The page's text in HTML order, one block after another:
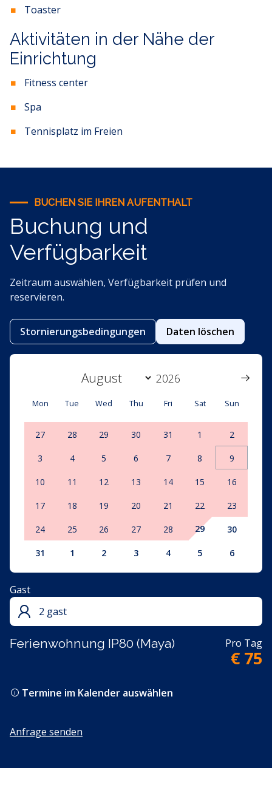
Toaster
Aktivitäten in der Nähe der
Einrichtung
Fitness center
Spa
Tennisplatz im Freien
BUCHEN SIE IHREN AUFENTHALT
Buchung und
Verfügbarkeit
Zeitraum auswählen, Verfügbarkeit prüfen und
reservieren.
Stornierungsbedingungen Daten löschen
Mon Tue Wed Thu Fri Sat Sun
27 28 29 30 31 1 2
3 4 5 6 7 8 9
10 11 12 13 14 15 16
17 18 19 20 21 22 23
24 25 26 27 28 29 30
31 1 2 3 4 5 6
Ferienwohnung IP80 (Maya) Pro Tag
€ 75
Gast
2 gast
Termine im Kalender auswählen
Anfrage senden